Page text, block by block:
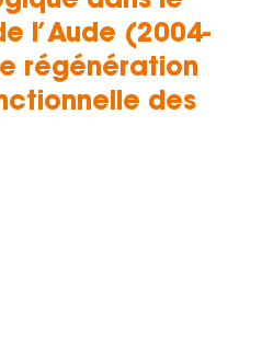
l’Aude (2004-
régénération
des